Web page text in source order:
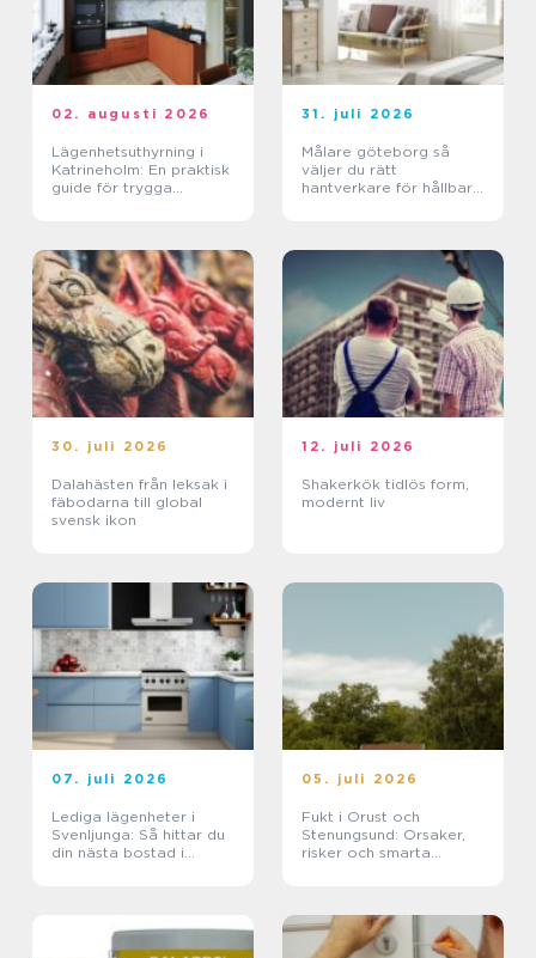
02. augusti 2026
Lägenhetsuthyrning i
Katrineholm: En praktisk
guide för trygga
31. juli 2026
Målare göteborg så
väljer du rätt
hantverkare för hållbara
30. juli 2026
Dalahästen från leksak i
fäbodarna till global
svensk ikon
12. juli 2026
Shakerkök tidlös form,
modernt liv
07. juli 2026
Lediga lägenheter i
Svenljunga: Så hittar du
din nästa bostad i
05. juli 2026
Fukt i Orust och
Stenungsund: Orsaker,
risker och smarta